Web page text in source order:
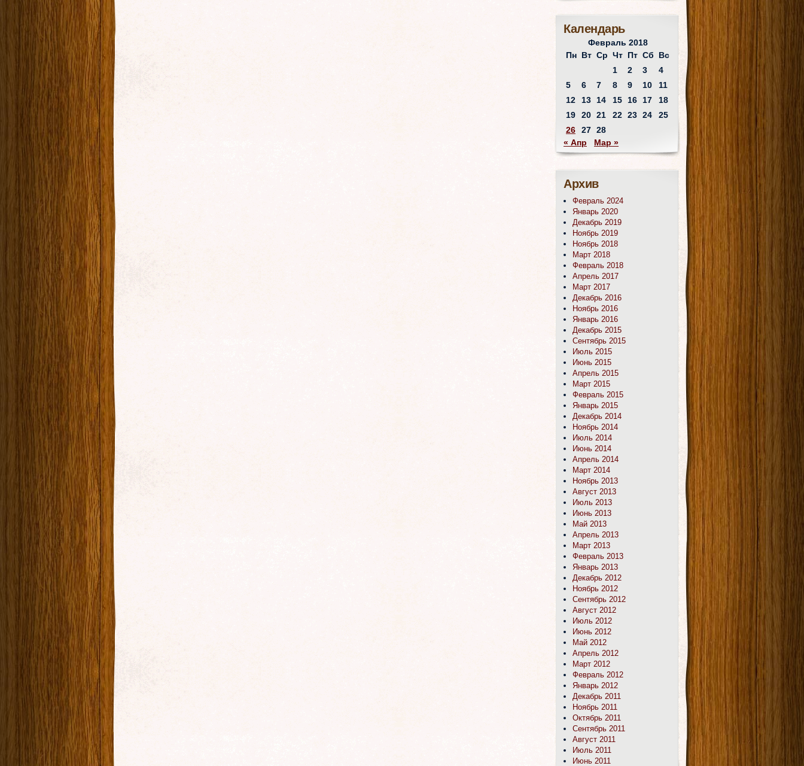
Календарь
Февраль 2018
Пн Вт Ср Чт Пт Сб
Вс
1
2 3
4
5
6 7 8 9 10
11
12
13 14 15 16 17
18
19
20 21 22 23 24
25
26
27 28
« Апр
Мар »
Архив
Февраль 2024
Январь 2020
Декабрь 2019
Ноябрь 2019
Ноябрь 2018
Март 2018
Февраль 2018
Апрель 2017
Март 2017
Декабрь 2016
Ноябрь 2016
Январь 2016
Декабрь 2015
Сентябрь 2015
Июль 2015
Июнь 2015
Апрель 2015
Март 2015
Февраль 2015
Январь 2015
Декабрь 2014
Ноябрь 2014
Июль 2014
Июнь 2014
Апрель 2014
Март 2014
Ноябрь 2013
Август 2013
Июль 2013
Июнь 2013
Май 2013
Апрель 2013
Март 2013
Февраль 2013
Январь 2013
Декабрь 2012
Ноябрь 2012
Сентябрь 2012
Август 2012
Июль 2012
Июнь 2012
Май 2012
Апрель 2012
Март 2012
Февраль 2012
Январь 2012
Декабрь 2011
Ноябрь 2011
Октябрь 2011
Сентябрь 2011
Август 2011
Июль 2011
Июнь 2011